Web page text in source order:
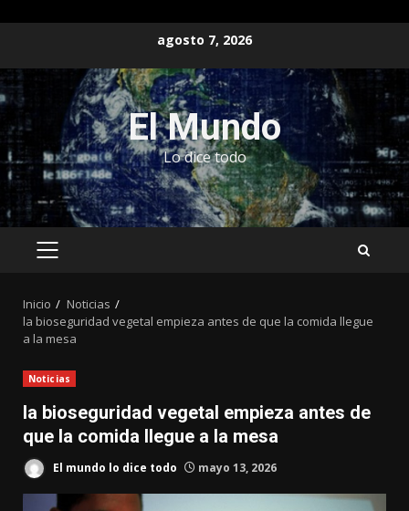
contenido
agosto 7, 2026
El Mundo
Lo dice todo
MENÚ
Inicio
Noticias
la bioseguridad vegetal empieza antes de que la comida llegue
a la mesa
Noticias
la bioseguridad vegetal empieza antes de
que la comida llegue a la mesa
El mundo lo dice todo mayo 13, 2026